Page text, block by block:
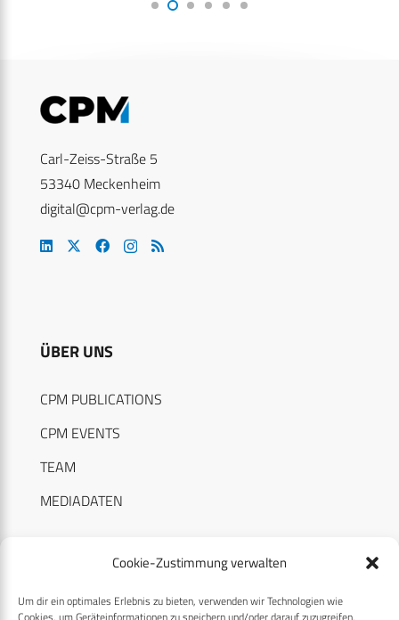
Cookie-Zustimmung verwalten
Um dir ein optimales Erlebnis zu bieten, verwenden wir Technologien wie
Carl-Zeiss-Straße 5
53340 Meckenheim
digital@cpm-verlag.de
ÜBER UNS
CPM PUBLICATIONS
CPM EVENTS
TEAM
MEDIADATEN
RECHTLICHES